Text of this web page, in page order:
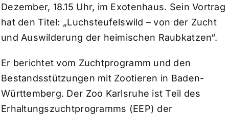
Dezember, 18.15 Uhr, im Exotenhaus. Sein Vortrag
hat den Titel: „Luchsteufelswild – von der Zucht
und Auswilderung der heimischen Raubkatzen“.
Er berichtet vom Zuchtprogramm und den
Bestandsstützungen mit Zootieren in Baden-
Württemberg. Der Zoo Karlsruhe ist Teil des
Erhaltungszuchtprogramms (EEP) der